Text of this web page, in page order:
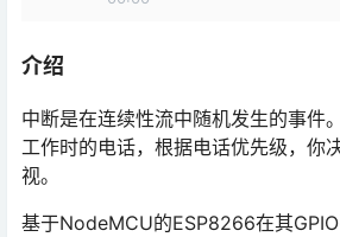
介绍
中断是在连续性流中随机发生的事件
工作时的电话，根据电话优先级，你
视。
基于NodeMCU的ESP8266在其